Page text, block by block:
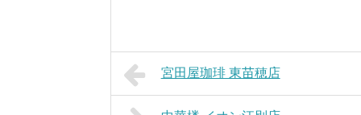
宮田屋珈琲 東苗穂店